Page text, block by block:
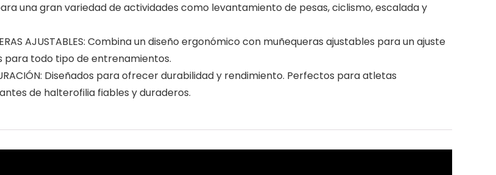
una gran variedad de actividades como levantamiento de pesas, ciclismo, escalada y
AJUSTABLES: Combina un diseño ergonómico con muñequeras ajustables para un ajuste
para todo tipo de entrenamientos.
DURACIÓN: Diseñados para ofrecer durabilidad y rendimiento. Perfectos para atletas
de halterofilia fiables y duraderos.